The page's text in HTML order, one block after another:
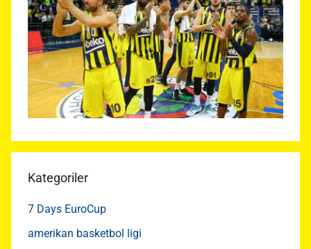
Kategoriler
7 Days EuroCup
amerikan basketbol ligi